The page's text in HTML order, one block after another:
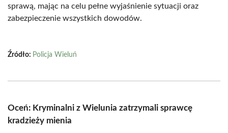
sprawą, mając na celu pełne wyjaśnienie sytuacji oraz
zabezpieczenie wszystkich dowodów.
Źródło: Policja Wieluń
Oceń: Kryminalni z Wielunia zatrzymali sprawcę
kradzieży mienia